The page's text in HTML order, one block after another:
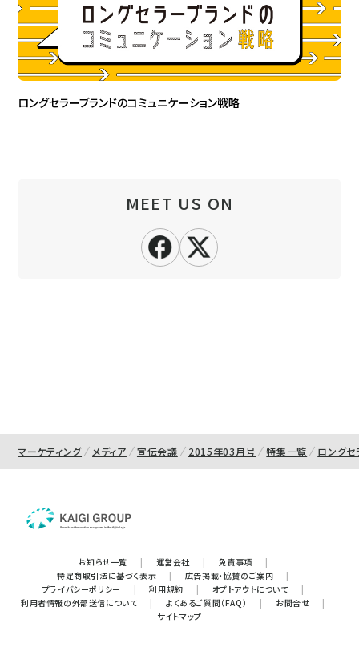
ロングセラーブランドのコミュニケーション戦略
MEET US ON
マーケティング メディア 宣伝会議 2015年03月号 特集一覧 ロングセ
お知らせ一覧 | 運営会社 | 免責事項
|
特定商取引法に基づく表示
| 広告掲載・協賛のご案内
|
プライバシーポリシー
| 利用規約 | オプトアウトについて
|
利用者情報の外部送信について
| よくあるご質問（FAQ） | お問合せ
|
サイトマップ